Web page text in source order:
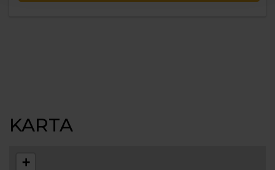
KARTA
+